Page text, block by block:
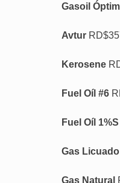
Gasoil
Avtur
Kerosene
Fuel Oíl #6
Fuel Oíl 1%S
Gas
Gas Natural